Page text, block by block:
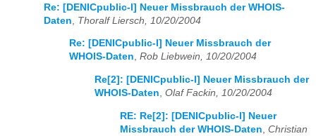
Re: [DENICpublic-l] Neuer Missbrauch der WHOIS-
Daten
Thoralf Liersch, 10/20/2004
Re: [DENICpublic-l] Neuer Missbrauch der
WHOIS-Daten, Rob Liebwein, 10/20/2004
Re[2]: [DENICpublic-l] Neuer Missbrauch der
WHOIS-Daten Olaf Fackin, 10/20/2004
RE: Re[2]: [DENICpublic-l] Neuer
Missbrauch der WHOIS-Daten Christian